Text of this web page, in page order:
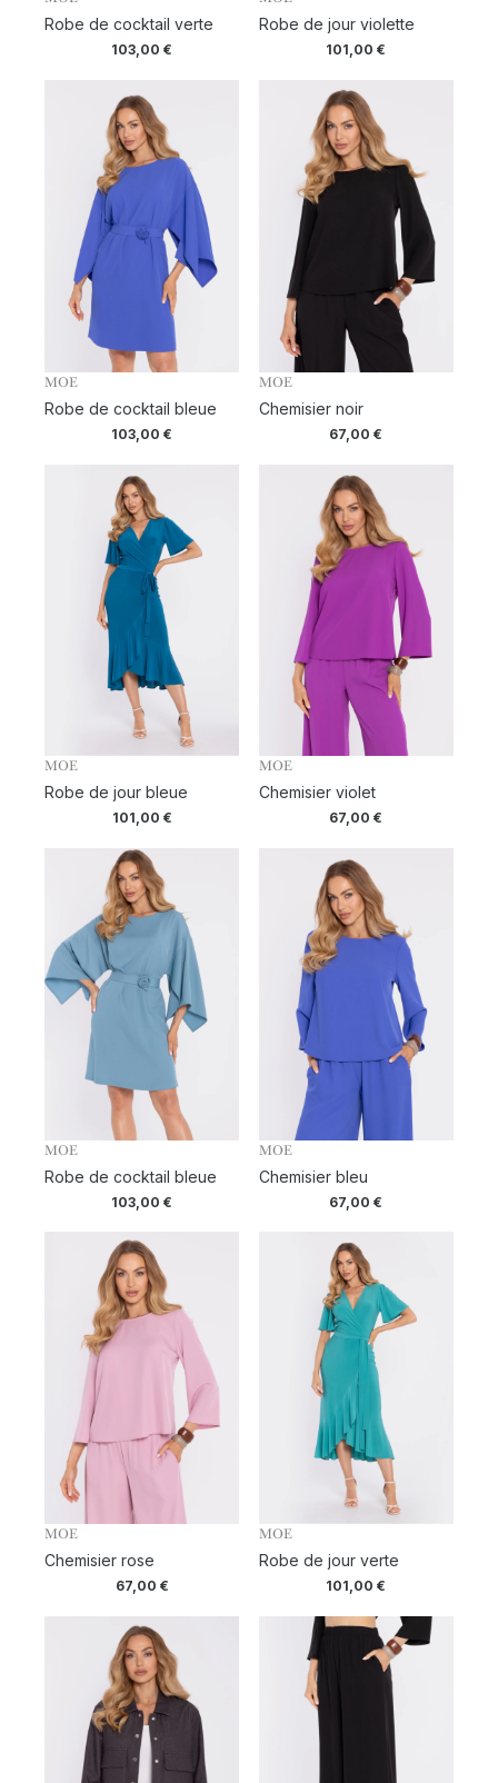
Robe de cocktail verte
103,00€
Robe de jour violette
101,00€
MOE
Robe de cocktail bleue
103,00€
MOE
Chemisier noir
67,00€
MOE
Robe de jour bleue
101,00 €
MOE
Chemisier violet
67,00€
MOE
Robe de cocktail bleue
103,00€
MOE
Chemisier bleu
67,00€
MOE
Chemisier rose
67,00 €
MOE
Robe de jour verte
101,00€